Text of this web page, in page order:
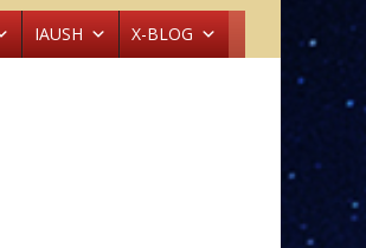
IAUSH X-BLOG